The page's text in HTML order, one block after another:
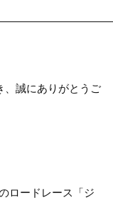
、誠にありがとうご
ロードレース「ジ